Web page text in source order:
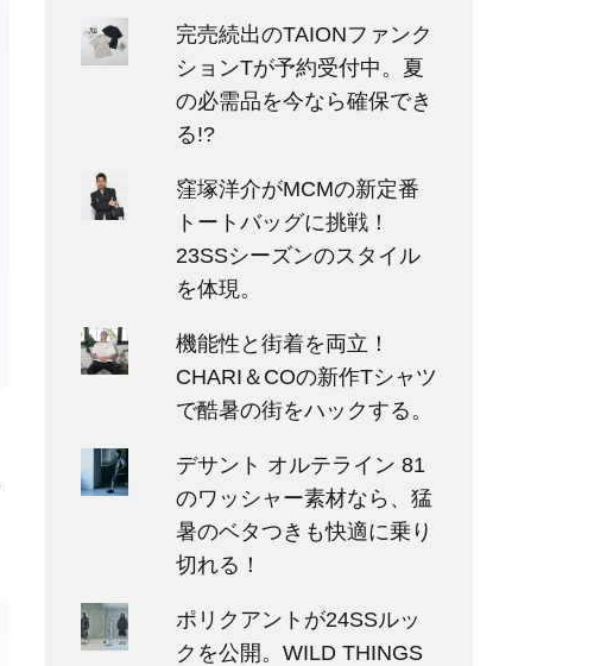
完売続出のTAIONファンク
ションTが予約受付中。夏
の必需品を今なら確保でき
る!?
窪塚洋介がMCMの新定番
トートバッグに挑戦！
23SSシーズンのスタイル
を体現。
機能性と街着を両立！
CHARI＆COの新作Tシャツ
で酷暑の街をハックする。
デサント オルテライン 81
のワッシャー素材なら、猛
暑のベタつきも快適に乗り
切れる！
ポリクアントが24SSルッ
クを公開。WILD THINGS